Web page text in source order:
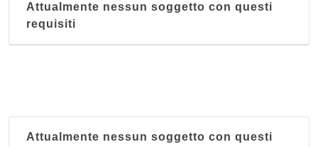
Attualmente nessun soggetto con questi
requisiti
Attualmente nessun soggetto con questi